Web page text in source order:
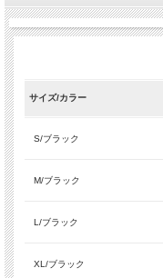
サイズ/カラー
S/ブラック
M/ブラック
L/ブラック
XL/ブラック